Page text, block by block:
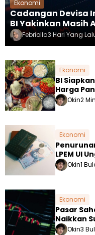
Ekonomi
Cadangan Devisa
BI Yakinkan Masih
Febriolla3 Hari Yang
Ekonomi
BI
Harga
Okin2
Ekonomi
LPEM UI
Okin1
Ekonomi
Pasar
Naikkan
Okin3